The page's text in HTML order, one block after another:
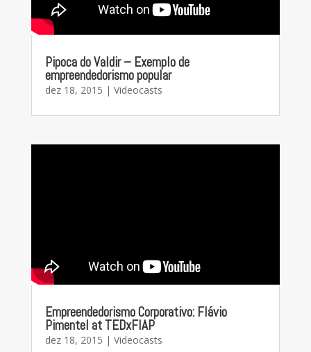
Pipoca do Valdir – Exemplo de
empreendedorismo popular
dez 18, 2015 | Videocasts
Empreendedorismo Corporativo: Flávio
Pimentel at TEDxFIAP
dez 18, 2015 | Videocasts